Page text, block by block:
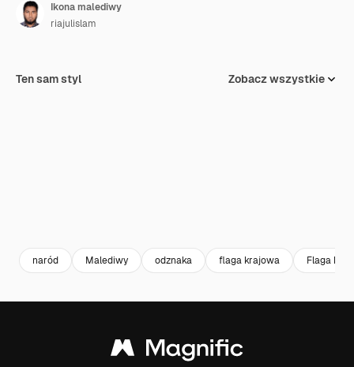
Ikona malediwy
riajulislam
Ten sam styl Zobacz wszystkie
naród Malediwy odznaka flaga krajowa Flaga